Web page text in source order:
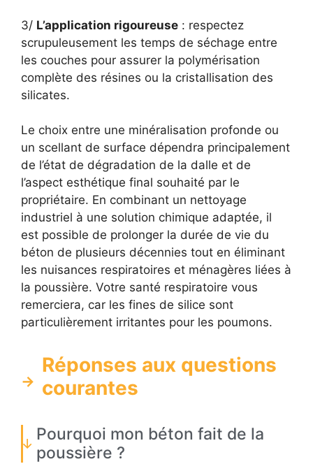
3/ L’application rigoureuse : respectez
scrupuleusement les temps de séchage entre
les couches pour assurer la polymérisation
complète des résines ou la cristallisation des
silicates.
Le choix entre une minéralisation profonde ou
un scellant de surface dépendra principalement
de l’état de dégradation de la dalle et de
l’aspect esthétique final souhaité par le
propriétaire. En combinant un nettoyage
industriel à une solution chimique adaptée, il
est possible de prolonger la durée de vie du
béton de plusieurs décennies tout en éliminant
les nuisances respiratoires et ménagères liées à
la poussière. Votre santé respiratoire vous
remerciera, car les fines de silice sont
particulièrement irritantes pour les poumons.
Réponses aux questions
courantes
Pourquoi mon béton fait de la
poussière ?